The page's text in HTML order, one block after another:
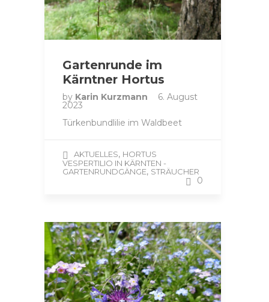
Gartenrunde im
Kärntner Hortus
by Karin Kurzmann 6. August
2023
Türkenbundlilie im Waldbeet
AKTUELLES, HORTUS
VESPERTILIO IN KÄRNTEN -
GARTENRUNDGÄNGE, STRÄUCHER
0